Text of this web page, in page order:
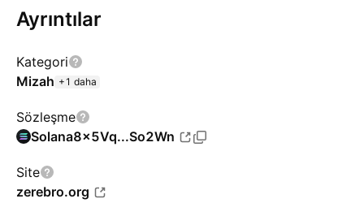
Ayrıntılar
Kategori
Mizah +1 daha
Sözleşme
Solana8x5Vq...So2Wn
Site
zerebro.org